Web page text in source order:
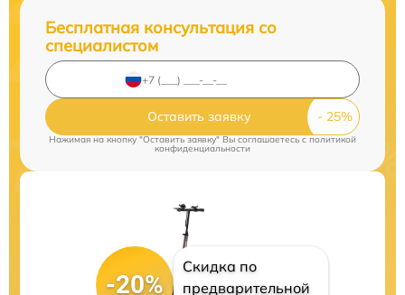
Бесплатная консультация со
специалистом
Оставить заявку
Нажимая на кнопку "Оставить заявку" Вы соглашаетесь cполитикой
конфиденциальности
-20%
Скидка по
предварительной